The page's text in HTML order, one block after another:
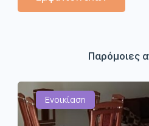
Παρόμοιες
Ενοικίαση